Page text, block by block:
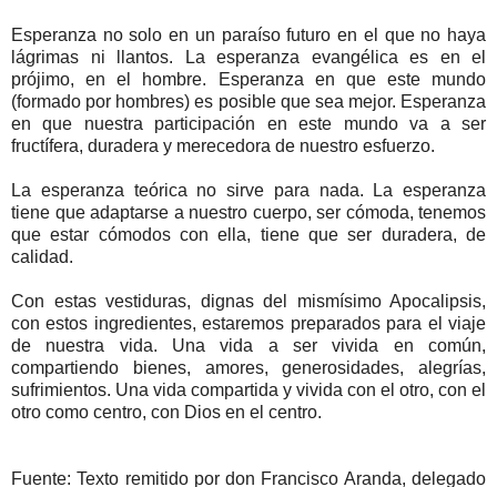
Esperanza no solo en un paraíso futuro en el que no haya
lágrimas ni llantos. La esperanza evangélica es en el
prójimo, en el hombre. Esperanza en que este mundo
(formado por hombres) es posible que sea mejor. Esperanza
en que nuestra participación en este mundo va a ser
fructífera, duradera y merecedora de nuestro esfuerzo.
La esperanza teórica no sirve para nada. La esperanza
tiene que adaptarse a nuestro cuerpo, ser cómoda, tenemos
que estar cómodos con ella, tiene que ser duradera, de
calidad.
Con estas vestiduras, dignas del mismísimo Apocalipsis,
con estos ingredientes, estaremos preparados para el viaje
de nuestra vida. Una vida a ser vivida en común,
compartiendo bienes, amores, generosidades, alegrías,
sufrimientos. Una vida compartida y vivida con el otro, con el
otro como centro, con Dios en el centro.
Fuente: Texto remitido por don Francisco Aranda, delegado